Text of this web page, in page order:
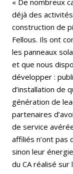
déjà des activités
construction de
Fellous. Ils ont
les panneaux
et que nous
développer :
d’installation de
génération de
partenaires
de service
affiliés n’ont pas
sinon leur
du CA réalisé sur